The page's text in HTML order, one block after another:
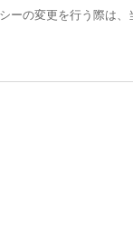
ーの変更を行う際は